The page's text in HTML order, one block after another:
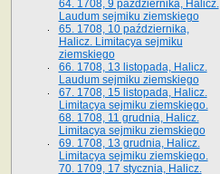
64. 1708, 9 października, Halicz.
Laudum sejmiku ziemskiego
65­. 1708, 10 października,
Halicz. Limitacya sejmiku
ziemskiego
66. 1708, 13 listopada, Halicz.
Laudum sejmiku ziemskiego
67. 1708, 15 listopada, Halicz.
Limitacya sejmiku ziemskiego.
68. 1708, 11 grudnia, Halicz.
Limitacya sejmiku ziemskiego
69. 1708, 13 grudnia, Halicz.
Limitacya sejmiku ziemskiego.
70. 1709, 17 stycznia, Halicz.